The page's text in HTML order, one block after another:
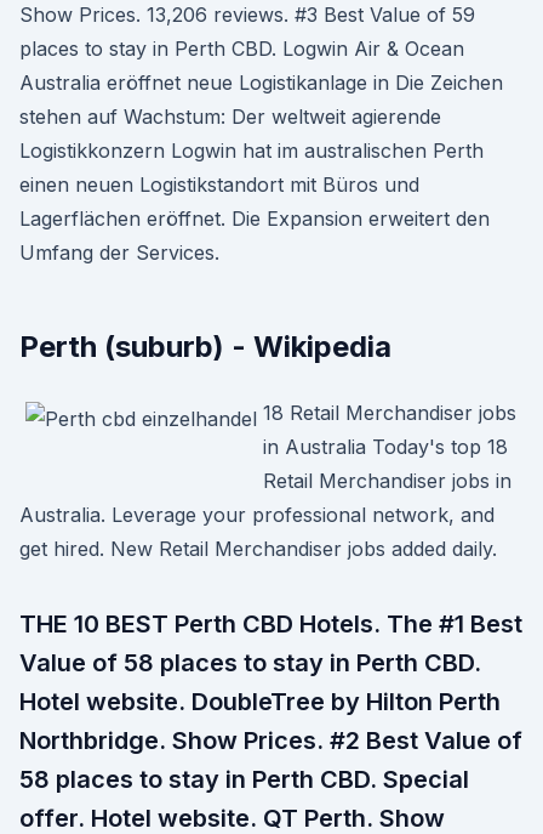
Show Prices. 13,206 reviews. #3 Best Value of 59
places to stay in Perth CBD. Logwin Air & Ocean
Australia eröffnet neue Logistikanlage in Die Zeichen
stehen auf Wachstum: Der weltweit agierende
Logistikkonzern Logwin hat im australischen Perth
einen neuen Logistikstandort mit Büros und
Lagerflächen eröffnet. Die Expansion erweitert den
Umfang der Services.
Perth (suburb) - Wikipedia
18 Retail Merchandiser jobs
in Australia Today's top 18
Retail Merchandiser jobs in
Australia. Leverage your professional network, and
get hired. New Retail Merchandiser jobs added daily.
THE 10 BEST Perth CBD Hotels. The #1 Best
Value of 58 places to stay in Perth CBD.
Hotel website. DoubleTree by Hilton Perth
Northbridge. Show Prices. #2 Best Value of
58 places to stay in Perth CBD. Special
offer. Hotel website. QT Perth. Show